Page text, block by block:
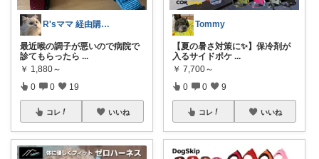
R'sママ 経由購入感謝です🌷
最近喉の調子が悪いので病院で
診てもらったら ...
￥ 1,880～
0 0 19
コレ いいね
Tommy
【夏の暑さ対策に✨】保冷剤が
入るサイドポケ ...
￥ 7,700～
0 0 9
コレ いいね